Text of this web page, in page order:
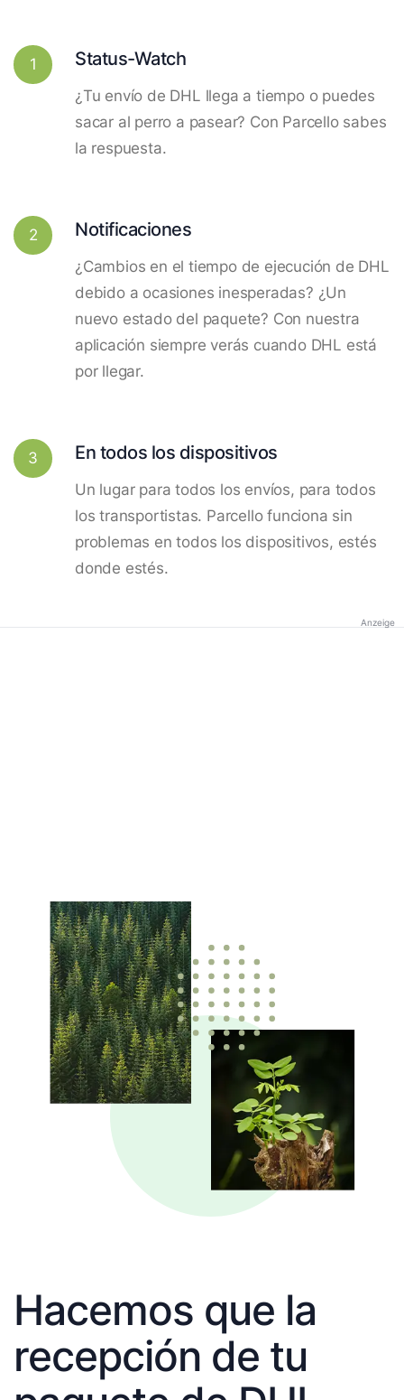
1 Status-Watch
¿Tu envío de DHL llega a tiempo o puedes
sacar al perro a pasear? Con Parcello sabes
la respuesta.
2 Notificaciones
¿Cambios en el tiempo de ejecución de DHL
debido a ocasiones inesperadas? ¿Un
nuevo estado del paquete? Con nuestra
aplicación siempre verás cuando DHL está
por llegar.
3 En todos los dispositivos
Un lugar para todos los envíos, para todos
los transportistas. Parcello funciona sin
problemas en todos los dispositivos, estés
donde estés.
Anzeige
Hacemos que la
recepción de tu